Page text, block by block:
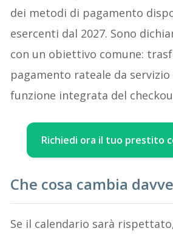
dei metodi di pagamento
esercenti dal 2027. Sono
con un obiettivo comune:
pagamento rateale da
funzione integrata del
Richiedi ora il tuo prestito
Che cosa cambia
Se il calendario sarà